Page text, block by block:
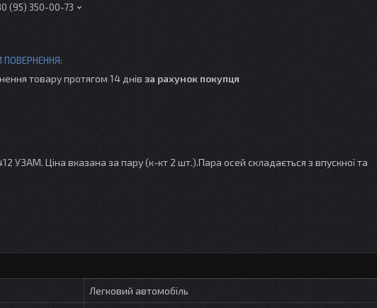
(95) 350-00-73
товару протягом 14 днів за рахунок покупця
УЗАМ. Ціна вказана за пару (к-кт 2 шт.).Пара осей складається з впускної та
Легковий автомобіль